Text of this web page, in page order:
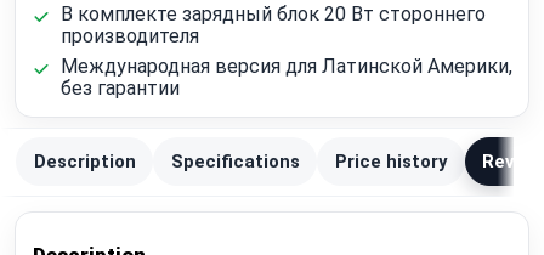
В комплекте зарядный блок 20 Вт стороннего
производителя
Международная версия для Латинской Америки,
без гарантии
Description Specifications Price history